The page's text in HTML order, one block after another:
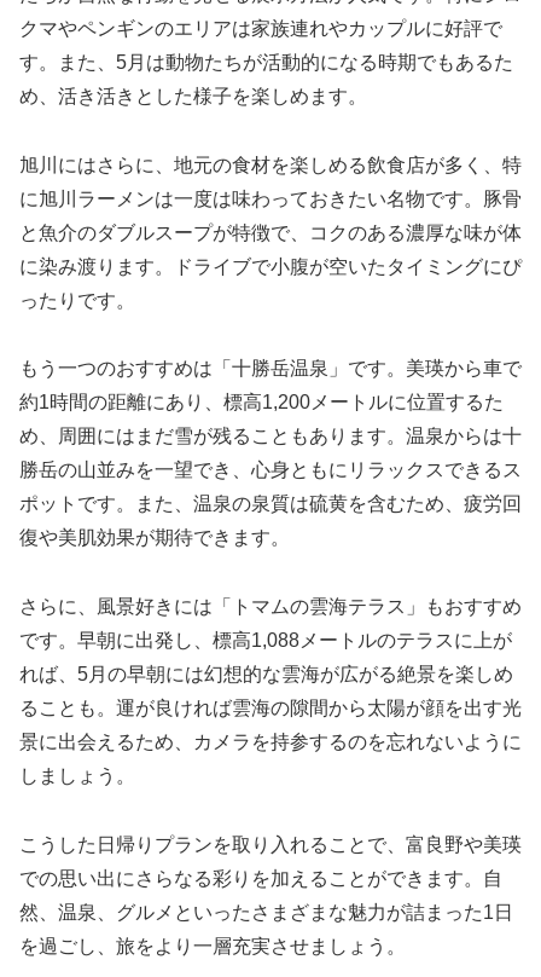
クマやペンギンのエリアは家族連れやカップルに好評で
す。また、5月は動物たちが活動的になる時期でもあるた
め、活き活きとした様子を楽しめます。
旭川にはさらに、地元の食材を楽しめる飲食店が多く、特
に旭川ラーメンは一度は味わっておきたい名物です。豚骨
と魚介のダブルスープが特徴で、コクのある濃厚な味が体
に染み渡ります。ドライブで小腹が空いたタイミングにぴ
ったりです。
もう一つのおすすめは「十勝岳温泉」です。美瑛から車で
約1時間の距離にあり、標高1,200メートルに位置するた
め、周囲にはまだ雪が残ることもあります。温泉からは十
勝岳の山並みを一望でき、心身ともにリラックスできるス
ポットです。また、温泉の泉質は硫黄を含むため、疲労回
復や美肌効果が期待できます。
さらに、風景好きには「トマムの雲海テラス」もおすすめ
です。早朝に出発し、標高1,088メートルのテラスに上が
れば、5月の早朝には幻想的な雲海が広がる絶景を楽しめ
ることも。運が良ければ雲海の隙間から太陽が顔を出す光
景に出会えるため、カメラを持参するのを忘れないように
しましょう。
こうした日帰りプランを取り入れることで、富良野や美瑛
での思い出にさらなる彩りを加えることができます。自
然、温泉、グルメといったさまざまな魅力が詰まった1日
を過ごし、旅をより一層充実させましょう。